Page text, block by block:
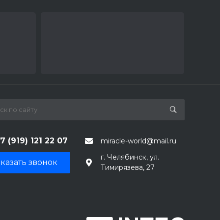
(919) 121 22 07 miracle-world@mail.ru
звонок
г. Челябинск, ул.
Тимирязева, 27